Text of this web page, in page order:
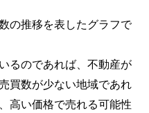
大曽根
ナゴヤドーム前矢田
大曽根
の推移を表したグラフで
るのであれば、不動産が
買数が少ない地域であれ
高い価格で売れる可能性